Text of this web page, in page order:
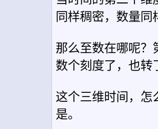
同样稠密，数量同
那么至数在哪呢？
数个刻度了，也转
这个三维时间，怎
是。